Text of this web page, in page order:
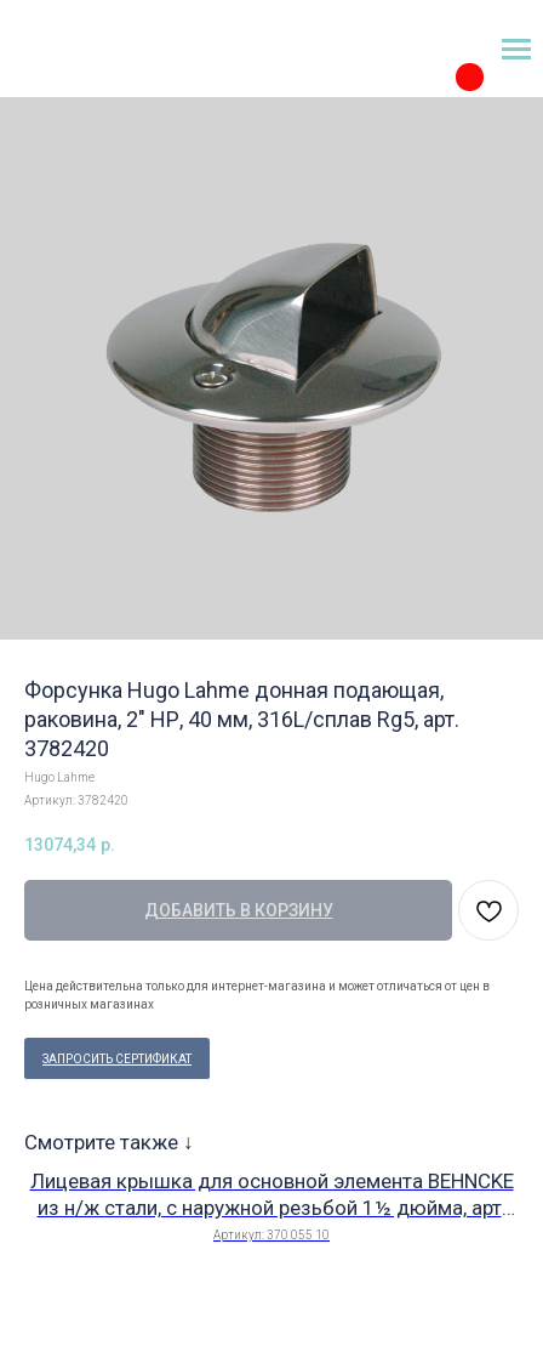
Форсунка Hugo Lahme донная подающая,
раковина, 2" НР, 40 мм, 316L/сплав Rg5, арт.
3782420
Hugo Lahme
Артикул:3782420
13074,34 р.
ДОБАВИТЬ В КОРЗИНУ
Цена действительна только для интернет-магазина и может отличаться от цен в
розничных магазинах
ЗАПРОСИТЬ СЕРТИФИКАТ
Смотрите также ↓
Лицевая крышка для основной элемента BEHNCKE
из н/ж стали, с наружной резьбой 1½ дюйма, арт.
370 055 10
Артикул:370 055 10